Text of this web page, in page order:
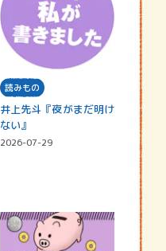
読みもの
井上先斗『夜がまだ明け
ない』
2026-07-29